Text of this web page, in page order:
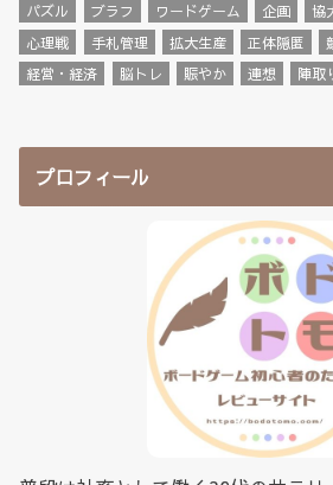
パズル
ブラフ ワードゲーム 企画 協
心理戦
手札管理 拡大生産 正体隠匿
経営・経済
脳トレ 賑やか 連想 陣取
プロフィール